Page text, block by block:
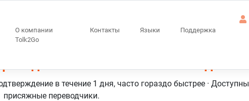
О компании
Tolk2Go
Контакты Языки Поддержка
в течение 1 дня, часто гораздо быстрее · Доступны
присяжные переводчики.